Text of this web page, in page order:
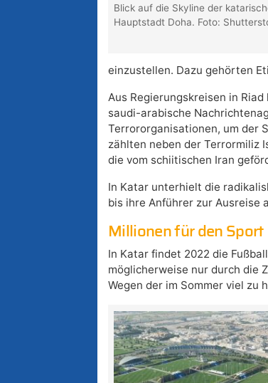
Blick auf die Skyline der
Hauptstadt Doha. Foto:
einzustellen. Dazu gehörten
Aus Regierungskreisen in
saudi-arabische
Terrororganisationen, um der
zählten neben der Terrormiliz
die vom schiitischen Iran
In Katar unterhielt die
bis ihre Anführer zur Ausreise
Millionen für den Sport
In Katar findet 2022 die
möglicherweise nur durch die
Wegen der im Sommer viel zu